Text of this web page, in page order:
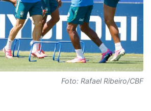
Foto: Rafael Ribeiro/CBF